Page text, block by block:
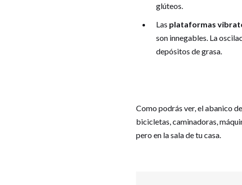
glúteos.
Las plataformas
son innegables. La
depósitos de grasa.
Como podrás ver, el abanico
bicicletas, caminadoras,
pero en la sala de tu casa.